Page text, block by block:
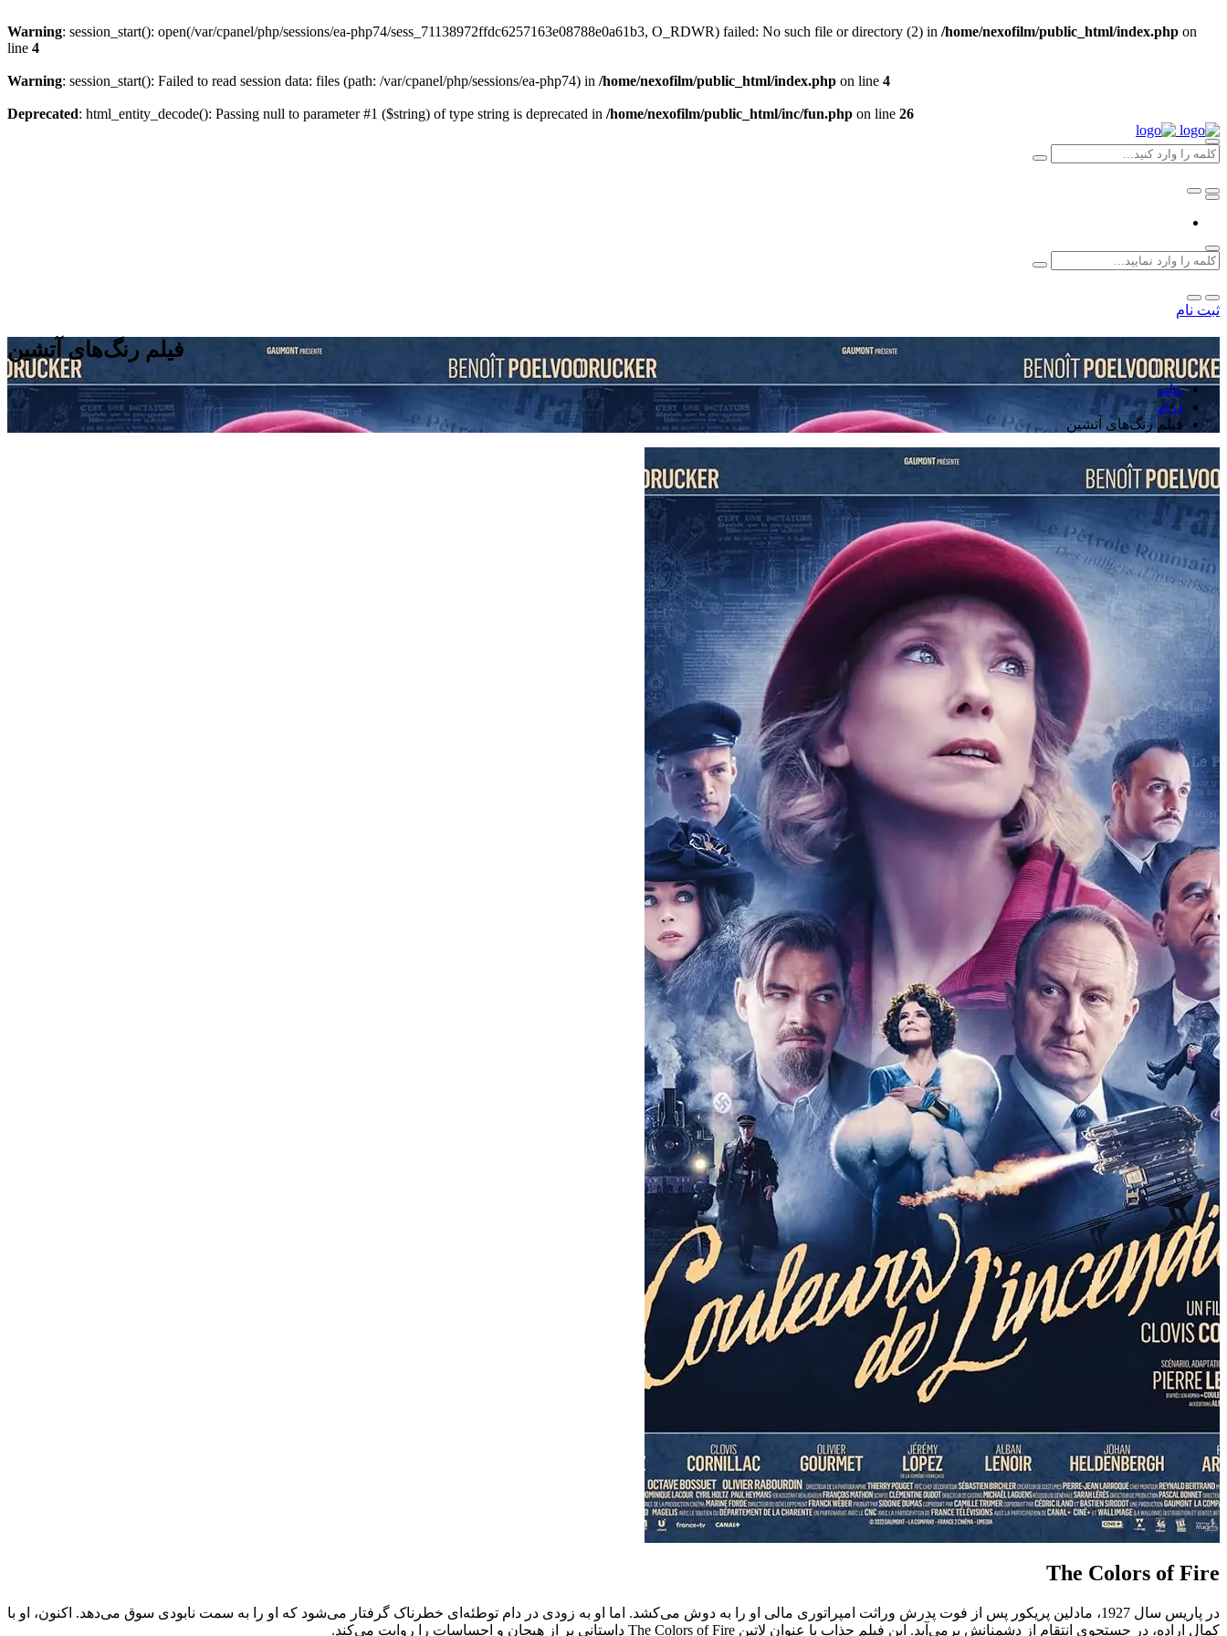
Warning: session_start(): open(/var/cpanel/php/sessions/ea-php74/sess_71138972ffdc6257163e08788e0a61b3, O_RDWR) failed: No such file or directory (2) in /home/nexofilm/public_html/index.php on
line 4
Warning: session_start(): Failed to read session data: files (path: /var/cpanel/php/sessions/ea-php74) in /home/nexofilm/public_html/index.php on line 4
Deprecated: html_entity_decode(): Passing null to parameter #1 ($string) of type string is deprecated in /home/nexofilm/public_html/inc/fun.php on line 26
ثبت نام
فیلم رنگ‌های آتشین
خانه
درام
فیلم رنگ‌های آتشین
The Colors of Fire
در پاریس سال 1927، مادلین پریکور پس از فوت پدرش وراثت امپراتوری مالی او را به دوش می‌کشد. اما او به زودی در دام توطئه‌ای خطرناک گرفتار می‌شود که او را به سمت نابودی سوق می‌دهد. اکنون، او با
کمال اراده، در جستجوی انتقام از دشمنانش بر‌می‌آید. این فیلم جذاب با عنوان لاتین The Colors of Fire داستانی پر از هیجان و احساسات را روایت می‌کند.